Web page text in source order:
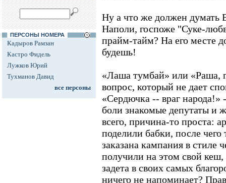
ПЕРСОНЫ НОМЕРА
Кадыров Рамзан
Кастро Фидель
Лужков Юрий
Тухманов Давид
все персоны
Ну а что же должен думать
Наполи, госпоже "Суке-
прайм-тайм? На его месте
будешь!
«Лаша тумбай» или «Раша,
вопрос, который не дает
«Сердючка -- враг народа!»
боли знакомые депутаты и
всего, причина-то проста:
поделили бабки, после
заказана кампания в стиле
получили на этом свой кеш,
задета в своих самых
ничего не напоминает?